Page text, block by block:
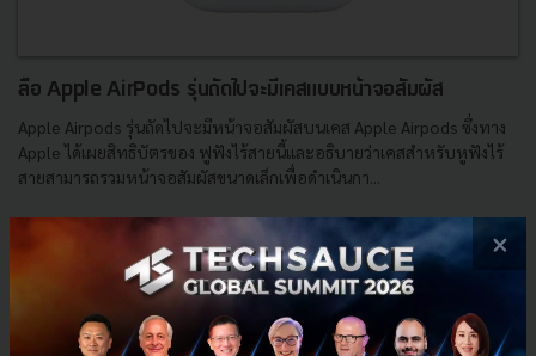
ลือ Apple AirPods รุ่นถัดไปจะมีเคสแบบหน้าจอสัมผัส
Apple Airpods รุ่นถัดไปจะมีหน้าจอสัมผัสบนเคส Apple Airpods ซึ่งทาง
Apple ได้เผยสิทธิบัตรของ ฟูฟังไร้สายนี้และอธิบายว่าเคสสำหรับหูฟังไร้
สายสามารถรวมหน้าจอสัมผัสขนาดเล็กเพื่อดำเนินกา...
เมษายน 7, 2023| ByTechsauce Team
apple airpods
×